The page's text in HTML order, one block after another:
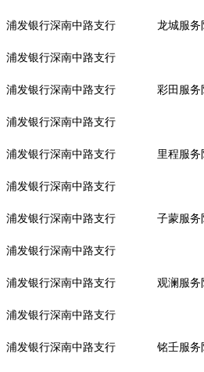
浦发银行深南中路支行 龙城服务
浦发银行深南中路支行
浦发银行深南中路支行 彩田服务
浦发银行深南中路支行
浦发银行深南中路支行 里程服务
浦发银行深南中路支行
浦发银行深南中路支行 子蒙服务
浦发银行深南中路支行
浦发银行深南中路支行 观澜服务
浦发银行深南中路支行
浦发银行深南中路支行 铭壬服务